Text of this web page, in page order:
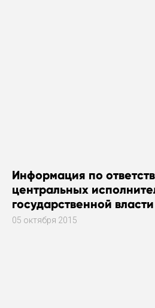
Информация по
центральных
государственной
области за работу в
05 октября 2015